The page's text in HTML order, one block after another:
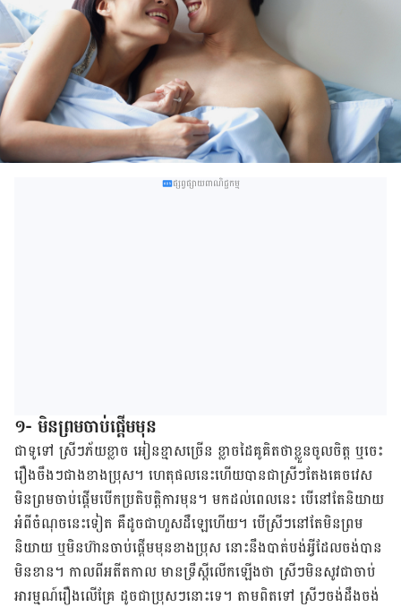
ផ្សព្វផ្សាយពាណិជ្ជកម្ម
១- មិនព្រមចាប់ផ្តើមមុន
ជាទូទៅ ស្រីៗ​ភ័យខ្លាច អៀន​ខ្មាស​ច្រើន ខ្លាច​ដៃគូ​គិត​ថា​ខ្លួន​ចូលចិត្ត​ ឬចេះ​
រឿង​ចឹងៗ​ជាងខាង​​ប្រុស។ ​ហេតុផល​នេះហើយបាន​ជា​​ស្រីៗតែង​គេច​វេស
មិន​ព្រម​ចាប់​ផ្តើម​បើក​ប្រតិបត្តិការ​មុន។ មក​ដល់​ពេល​នេះ បើ​នៅ​តែ​និយាយ​
អំពី​ចំណុច​នេះទៀត​ គឺដូច​ជា​​ហួស​ដឺឡេ​ហើយ។ បើ​ស្រី​ៗ​នៅ​តែ​មិន​ព្រម​
និយាយ ឬ​មិន​ហ៊ាន​ចាប់​ផ្ដើម​មុន​ខាង​ប្រុស នោះ​​នឹង​បាត់​បង់​អ្វី​ដែល​ចង់​បាន​​
មិន​ខាន​។ កាល​ពី​អតីត​កាល ​មាន​ទ្រឹស្តី​លើក​ឡើង​ថា ស្រី​ៗ​មិន​សូវ​ជា​ចាប់​
អារម្មណ៍​រឿង​លើ​គ្រែ ដូច​ជា​ប្រុសៗ​នោះទេ។ តាម​ពិត​ទៅ ស្រីៗ​​ចង់​ដឹង​ចង់​